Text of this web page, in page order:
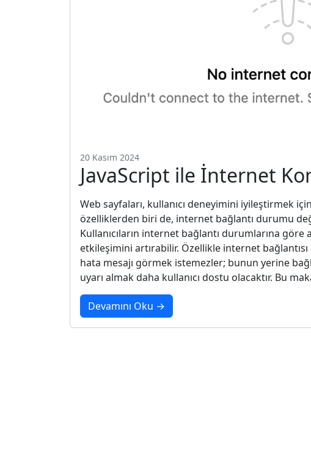
20 Kasım 2024
JavaScript ile İnternet
Web sayfaları, kullanıcı deneyimini iyileştirmek
özelliklerden biri de, internet bağlantı durumu
Kullanıcıların internet bağlantı durumlarına göre
etkileşimini artırabilir. Özellikle internet
hata mesajı görmek istemezler; bunun yerine
uyarı almak daha kullanıcı dostu olacaktır. Bu
Devamını Oku →